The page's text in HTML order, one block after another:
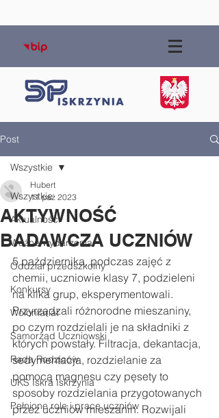
Post
Wszystkie
Aktualności
Ważne wydarzenia
Oddział przedszkolny
Konkursy
Wolontariat
Samorząd Uczniowski
Rada Rodziców
UKS Iskra Iskrzynia
Pełnione role i prace uczniów
Wszystkie
AKTYWNOŚĆ
BADAWCZA UCZNIÓW
Hubert
11 paź 2023
5 października, podczas zajęć z
chemii, uczniowie klasy 7, podzieleni
na kilka grup, eksperymentowali.
Przyrządzali różnorodne mieszaniny,
po czym rozdzielali je na składniki z
których powstały. Filtracja, dekantacja,
sedymentacja, rozdzielanie za
pomocą magnesu czy pęsety to
sposoby rozdzielania przygotowanych
przez uczniów mieszanin. Rozwijali